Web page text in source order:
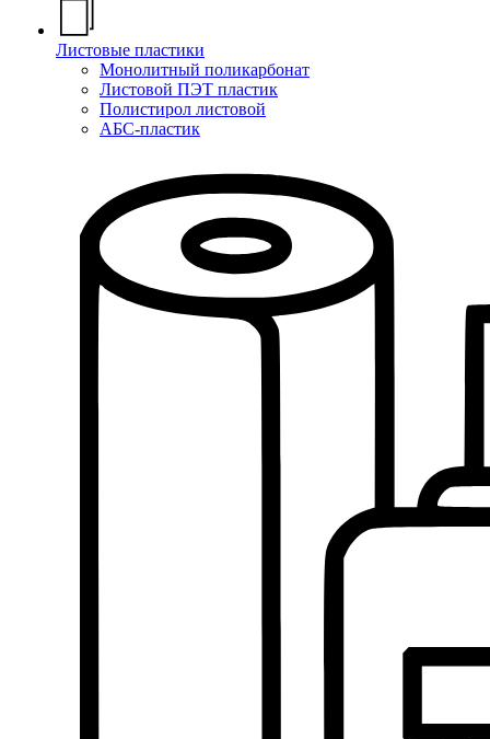
Листовые пластики
Монолитный поликарбонат
Листовой ПЭТ пластик
Полистирол листовой
АБС-пластик